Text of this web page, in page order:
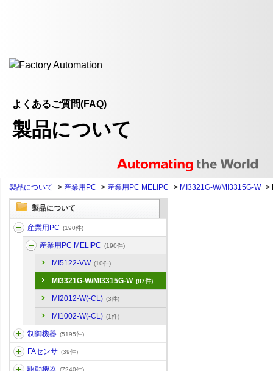
よくあるご質問(FAQ)
製品について
製品について > 産業用PC > 産業用PC MELIPC > MI3321G-W/MI3315G-W >
製品について
産業用PC (190件)
産業用PC MELIPC (190件)
MI5122-VW (10件)
MI3321G-W/MI3315G-W (87件)
MI2012-W(-CL) (3件)
MI1002-W(-CL) (1件)
制御機器 (5195件)
FAセンサ (39件)
駆動機器 (7240件)